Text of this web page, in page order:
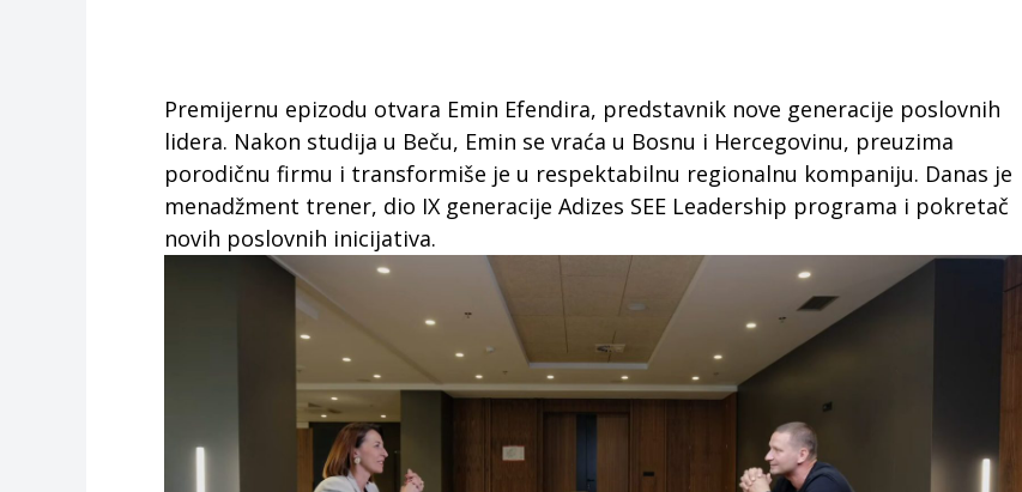
Premijernu epizodu otvara Emin Efendira, predstavnik nove generacije poslovnih
lidera. Nakon studija u Beču, Emin se vraća u Bosnu i Hercegovinu, preuzima
porodičnu firmu i transformiše je u respektabilnu regionalnu kompaniju. Danas je
menadžment trener, dio IX generacije Adizes SEE Leadership programa i pokretač
novih poslovnih inicijativa.